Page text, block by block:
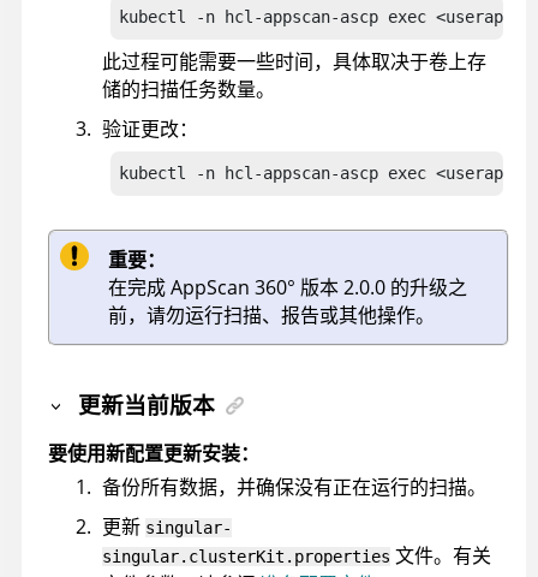
kubectl -n hcl-appscan-ascp exec <userapi-
此过程可能需要一些时间，具体取决于卷上存
储的扫描任务数量。
验证更改：
kubectl -n hcl-appscan-ascp exec
重要：
在完成AppScan 360° 版本 2.0.0 的升级之
前，请勿运行扫描、报告或其他操作。
更新当前版本
要使用新配置更新安装：
备份所有数据，并确保没有正在运行的扫描。
更新 singular-
singular.clusterKit.properties 文件。有关